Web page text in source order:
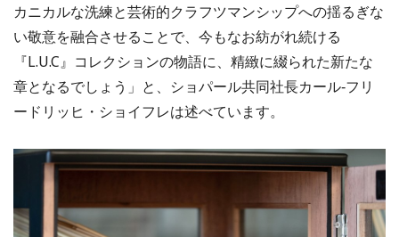
カニカルな洗練と芸術的クラフツマンシップへの揺るぎな
い敬意を融合させることで、今もなお紡がれ続ける
『L.U.C』コレクションの物語に、精緻に綴られた新たな
章となるでしょう」と、ショパール共同社長カール‐フリ
ードリッヒ・ショイフレは述べています。